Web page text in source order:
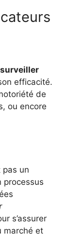
surveiller
efficacité.
de
ou encore
pas un
processus
s’assurer
marché et